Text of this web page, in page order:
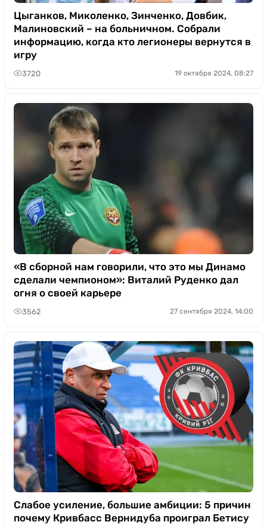
Цыганков, Миколенко, Зинченко, Довбик,
Малиновский – на больничном. Собрали
информацию, когда кто легионеры вернутся в
игру
3720 19 октября 2024, 08:27
«В сборной нам говорили, что это мы Динамо
сделали чемпионом»: Виталий Руденко дал
огня о своей карьере
3562 27 сентября 2024, 14:00
Слабое усиление, большие амбиции: 5 причин
почему Кривбасс Вернидуба проиграл Бетису